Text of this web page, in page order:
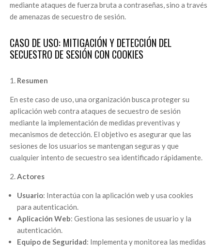
mediante ataques de fuerza bruta a contraseñas, sino a través
de amenazas de secuestro de sesión.
CASO DE USO: MITIGACIÓN Y DETECCIÓN DEL
SECUESTRO DE SESIÓN CON COOKIES
Resumen
En este caso de uso, una organización busca proteger su
aplicación web contra ataques de secuestro de sesión
mediante la implementación de medidas preventivas y
mecanismos de detección. El objetivo es asegurar que las
sesiones de los usuarios se mantengan seguras y que
cualquier intento de secuestro sea identificado rápidamente.
Actores
Usuario: Interactúa con la aplicación web y usa cookies
para autenticación.
Aplicación Web: Gestiona las sesiones de usuario y la
autenticación.
Equipo de Seguridad: Implementa y monitorea las medidas